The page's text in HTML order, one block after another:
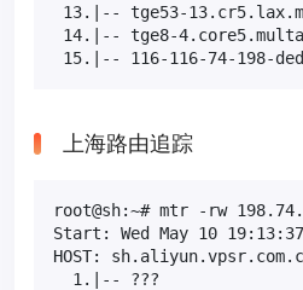
13.|-- tge53-
14.|-- tge8-
15.|-- 116-116-74-198-
上海路由追踪
root@sh:~# mtr -rw
Start: Wed May 10
HOST:
1.|-- ???